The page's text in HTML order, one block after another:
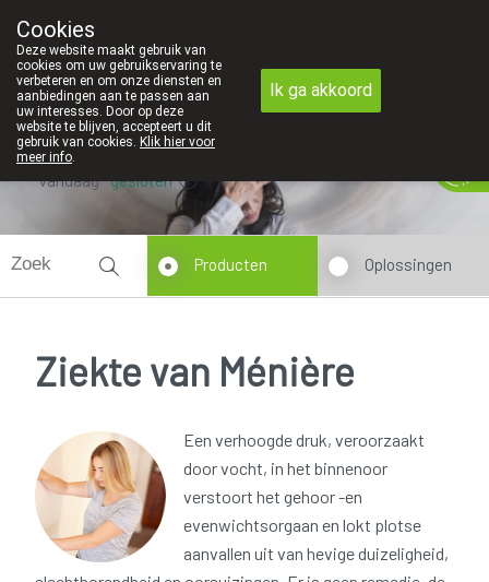
011/34 04 04
Vandaag gesloten
Producten Oplossingen
Ziekte van Ménière
Een verhoogde druk, veroorzaakt
door vocht, in het binnenoor
verstoort het gehoor -en
evenwichtsorgaan en lokt plotse
aanvallen uit van hevige duizeligheid,
Cookies
Deze website maakt gebruik van
cookies om uw gebruikservaring te
verbeteren en om onze diensten en
aanbiedingen aan te passen aan
uw interesses. Door op deze
website te blijven, accepteert u dit
gebruik van cookies. Klik hier voor
meer info.
Ik ga akkoord